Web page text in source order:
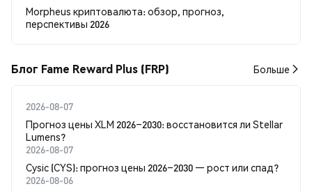
Morpheus криптовалюта: обзор, прогноз,
перспективы 2026
Блог Fame Reward Plus (FRP) Больше
2026-08-07
Прогноз цены XLM 2026–2030: восстановится ли Stellar
Lumens?
2026-08-07
Cysic (CYS): прогноз цены 2026–2030 — рост или спад?
2026-08-06